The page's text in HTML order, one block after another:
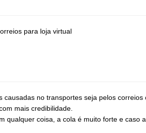
para loja virtual
no transportes seja pelos
mais credibilidade.
qualquer coisa, a cola é muito forte e